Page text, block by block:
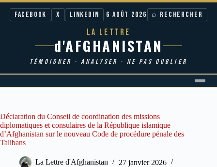
Facebook X LinkedIn 6 AOÛT 2026 ⌕ RECHERCHER
LA LETTRE
d'AFGHANISTAN
TÉMOIGNER · ANALYSER · NE PAS OUBLIER
Déclaration du Conseil de coordination des missions
diplomatiques et consulaires de la République islamique
d’Afghanistan sur le nouveau Code de procédure pénale des
Talibans
La Lettre d'Afghanistan
27 janvier 2026